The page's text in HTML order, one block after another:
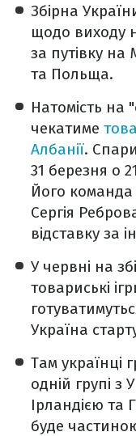
Збірна
щодо виходу
за путівку на
та Польща.
Натомість на
чекатиме
Албанії.
31 березня о
Його команда
Сергія
відставку за
У червні на
товариські
Україна
Там українці
одній групі
Ірландією та
буде